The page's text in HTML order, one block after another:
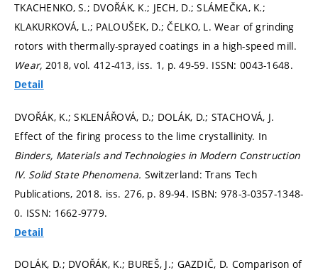
TKACHENKO, S.; DVOŘÁK, K.; JECH, D.; SLÁMEČKA, K.;
KLAKURKOVÁ, L.; PALOUŠEK, D.; ČELKO, L. Wear of grinding
rotors with thermally-sprayed coatings in a high-speed mill.
Wear, 2018, vol. 412-413, iss. 1, p. 49-59. ISSN: 0043-1648.
Detail
DVOŘÁK, K.; SKLENÁŘOVÁ, D.; DOLÁK, D.; STACHOVÁ, J.
Effect of the firing process to the lime crystallinity. In
Binders, Materials and Technologies in Modern Construction
IV. Solid State Phenomena. Switzerland: Trans Tech
Publications, 2018. iss. 276, p. 89-94. ISBN: 978-3-0357-1348-
0. ISSN: 1662-9779.
Detail
DOLÁK, D.; DVOŘÁK, K.; BUREŠ, J.; GAZDIČ, D. Comparison of